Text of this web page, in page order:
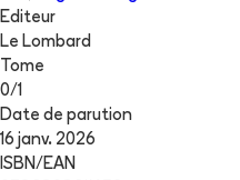
Editeur
Le Lombard
Tome
0/1
Date de parution
16 janv. 2026
ISBN/EAN